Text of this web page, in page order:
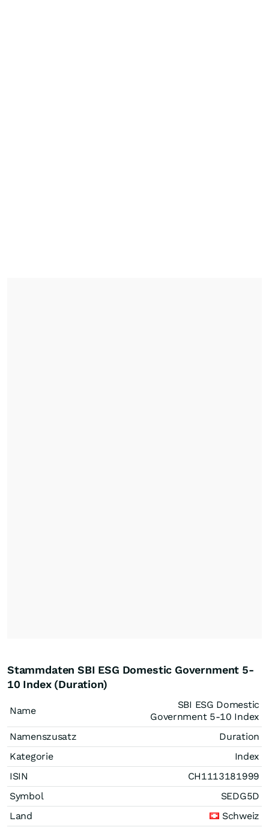
Stammdaten SBI ESG Domestic Government 5-
10 Index (Duration)
Name
SBI ESG Domestic
Government 5-10 Index
Namenszusatz
Duration
Kategorie
Index
ISIN
CH1113181999
Symbol
SEDG5D
Land
Schweiz